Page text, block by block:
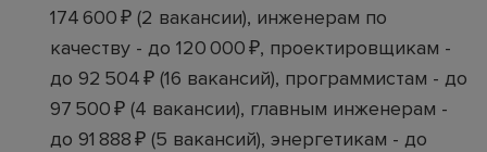
174 600 ₽ (2 вакансии), инженерам по
качеству - до 120 000 ₽, проектировщикам -
до 92 504 ₽ (16 вакансий), программистам - до
97 500 ₽ (4 вакансии), главным инженерам -
до 91 888 ₽ (5 вакансий), энергетикам - до